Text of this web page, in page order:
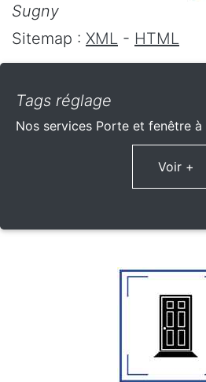
Sugny
Sitemap : XML - HTML
Tags réglage
Nos services Porte et fenêtre
Voir +